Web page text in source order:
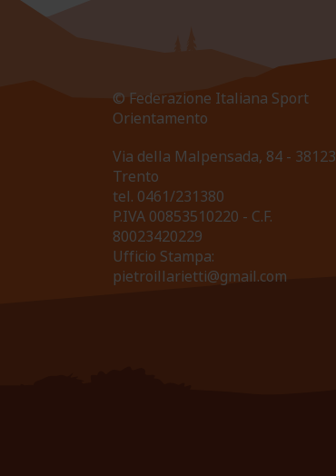
© Federazione Italiana Sport
Orientamento
Via della Malpensada, 84 - 38123
Trento
tel. 0461/231380
P.IVA 00853510220 - C.F.
80023420229
Ufficio Stampa:
pietroillarietti@gmail.com